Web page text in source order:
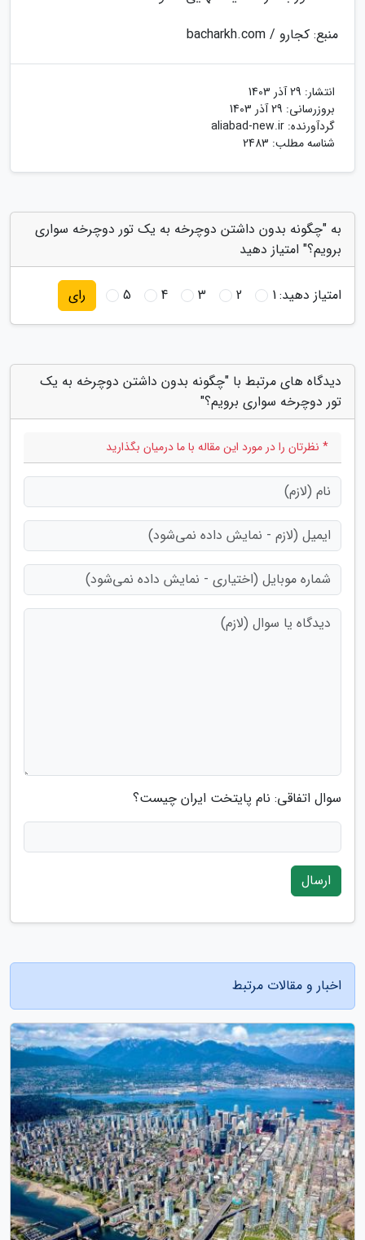
منبع: کجارو / bacharkh.com
انتشار: 29 آذر 1403
بروزرسانی: 29 آذر 1403
گردآورنده: aliabad-new.ir
شناسه مطلب: 2483
به "چگونه بدون داشتن دوچرخه به یک تور دوچرخه سواری
برویم؟" امتیاز دهید
امتیاز دهید:1
2
3
4
5 رای
دیدگاه های مرتبط با "چگونه بدون داشتن دوچرخه به یک
تور دوچرخه سواری برویم؟"
* نظرتان را در مورد این مقاله با ما درمیان بگذارید
سوال اتفاقی: نام پایتخت ایران چیست؟
ارسال
اخبار و مقالات مرتبط